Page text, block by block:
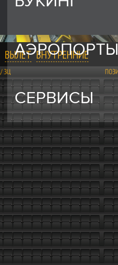
АЭРОПОРТЫ
СЕРВИСЫ
ВЫЛЕТ ВНУТРЕННИЕ